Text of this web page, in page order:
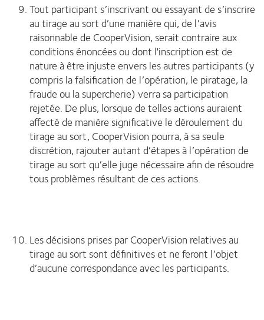
Tout participant s’inscrivant ou essayant de s’inscrire
au tirage au sort d’une manière qui, de l’avis
raisonnable de CooperVision, serait contraire aux
conditions énoncées ou dont l'inscription est de
nature à être injuste envers les autres participants (y
compris la falsification de l’opération, le piratage, la
fraude ou la supercherie) verra sa participation
rejetée. De plus, lorsque de telles actions auraient
affecté de manière significative le déroulement du
tirage au sort, CooperVision pourra, à sa seule
discrétion, rajouter autant d’étapes à l’opération de
tirage au sort qu’elle juge nécessaire afin de résoudre
tous problèmes résultant de ces actions.
Les décisions prises par CooperVision relatives au
tirage au sort sont définitives et ne feront l’objet
d’aucune correspondance avec les participants.